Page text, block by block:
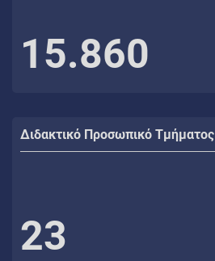
15.860
Διδακτικό Προσωπικό Τμήματος
23